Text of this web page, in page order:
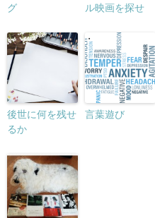
グ
ル映画を探せ
後世に何を残せ
るか
言葉遊び